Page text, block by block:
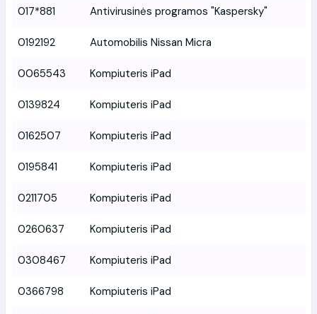
017*881 Antivirusinės programos "Kaspersky"
0192192 Automobilis Nissan Micra
0065543 Kompiuteris iPad
0139824 Kompiuteris iPad
0162507 Kompiuteris iPad
0195841 Kompiuteris iPad
0211705 Kompiuteris iPad
0260637 Kompiuteris iPad
0308467 Kompiuteris iPad
0366798 Kompiuteris iPad